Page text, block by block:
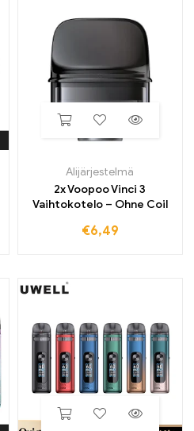
Alijärjestelmä
2x Voopoo Vinci 3
Vaihtokotelo – Ohne Coil
€6,49